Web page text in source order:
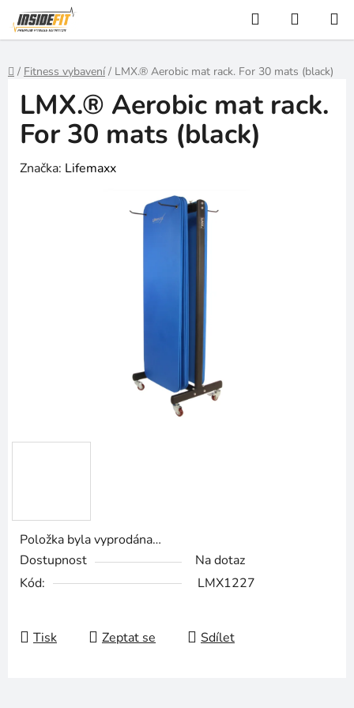
Přejít
na
obsah
Hledat
KOŠÍK
Domů
/ Fitness vybavení / LMX.® Aerobic mat rack. For 30 mats (black)
Položka byla vyprodána…
Dostupnost
Na dotaz
Kód:
LMX1227
Tisk Zeptat se Sdílet
LMX.® Aerobic mat rack.
For 30 mats (black)
Značka: Lifemaxx